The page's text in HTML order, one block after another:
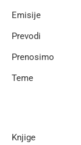
Emisije
Prevodi
Prenosimo
Teme
Knjige